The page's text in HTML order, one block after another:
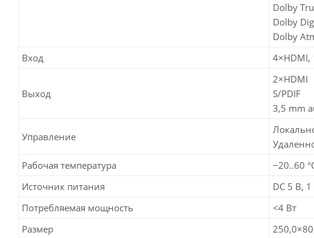
Dolby
Dolby
Dolby
Вход
4×HDMI,
Выход
2×HDMI
S/PDIF
3,5 mm
Управление
Рабочая температура
−20..60
Источник питания
DC 5 В, 1
Потребляемая мощность
<4 Вт
Размер